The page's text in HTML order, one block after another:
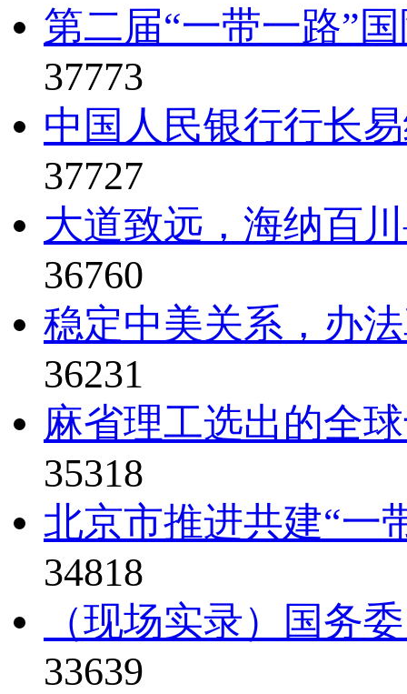
第二届“一带一路”
37773
中国人民银行行长
37727
大道致远，海纳百
36760
稳定中美关系，办
36231
麻省理工选出的全
35318
北京市推进共建“一
34818
（现场实录）国务
33639